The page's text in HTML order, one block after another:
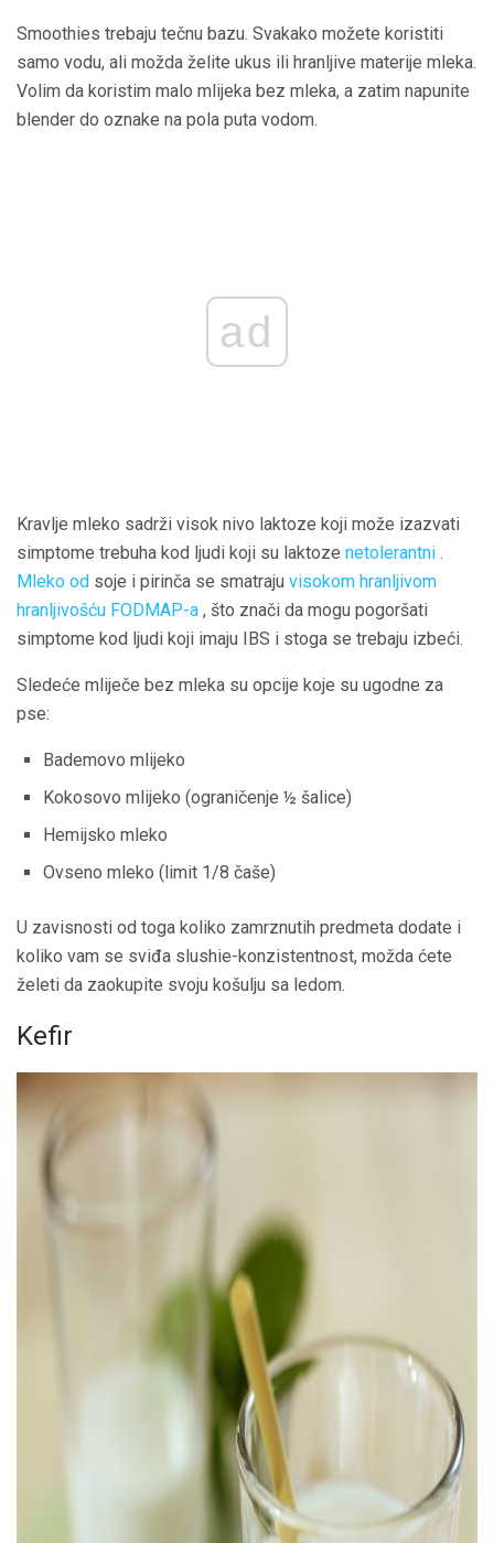
Smoothies trebaju tečnu bazu. Svakako možete koristiti
samo vodu, ali možda želite ukus ili hranljive materije mleka.
Volim da koristim malo mlijeka bez mleka, a zatim napunite
blender do oznake na pola puta vodom.
ad
Kravlje mleko sadrži visok nivo laktoze koji može izazvati
simptome trebuha kod ljudi koji su laktoze netolerantni .
Mleko od soje i pirinča se smatraju visokom hranljivom
hranljivošću FODMAP-a , što znači da mogu pogoršati
simptome kod ljudi koji imaju IBS i stoga se trebaju izbeći.
Sledeće mliječe bez mleka su opcije koje su ugodne za
pse:
Bademovo mlijeko
Kokosovo mlijeko (ograničenje ½ šalice)
Hemijsko mleko
Ovseno mleko (limit 1/8 čaše)
U zavisnosti od toga koliko zamrznutih predmeta dodate i
koliko vam se sviđa slushie-konzistentnost, možda ćete
želeti da zaokupite svoju košulju sa ledom.
Kefir